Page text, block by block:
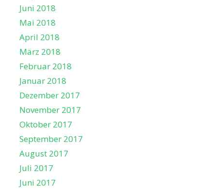
Juni 2018
Mai 2018
April 2018
März 2018
Februar 2018
Januar 2018
Dezember 2017
November 2017
Oktober 2017
September 2017
August 2017
Juli 2017
Juni 2017